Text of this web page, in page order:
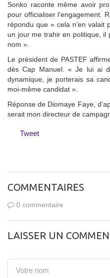
Sonko raconte même avoir
pour officialiser l’engagement.
répondu que « cela n’en valait
un jour me trahir en politique, il
nom ».
Le président de PASTEF
dès Cap Manuel. « Je lui ai
dynamique, je porterais sa
moi-même candidat ».
Réponse de Diomaye Faye,
serait mon directeur de
Tweet
COMMENTAIRES
0 commentaire
LAISSER UN